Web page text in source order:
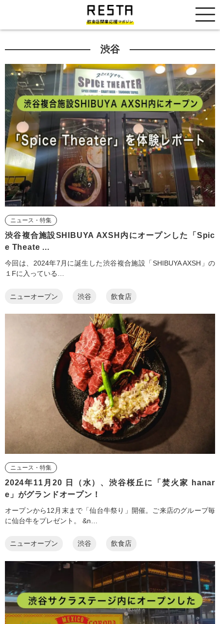
居抜き売却市場
渋谷
ニュース・特集
渋谷複合施設SHIBUYA AXSH内にオープンした「Spic
e Theate ...
今回は、2024年7月に誕生した渋谷複合施設「SHIBUYA AXSH」の
１Fに入っている…
ニューオープン 渋谷 飲食店
ニュース・特集
2024年11月20 日（水）、渋谷桜丘に「焚火家 hanar
e」がグランドオープン！
オープンから12月末まで「仙台牛祭り」開催。ご来店のグループ毎
に仙台牛をプレゼント。 &n…
ニューオープン 渋谷 飲食店